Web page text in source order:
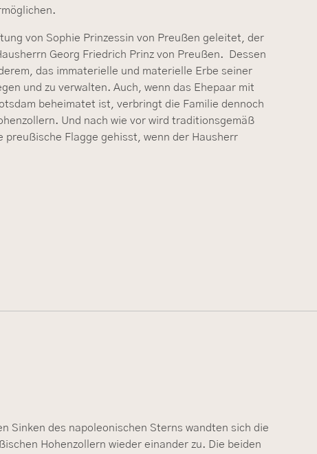
von Sophie Prinzessin von Preußen geleitet, der
Georg Friedrich Prinz von Preußen. Dessen
das immaterielle und materielle Erbe seiner
und zu verwalten. Auch, wenn das Ehepaar mit
beheimatet ist, verbringt die Familie dennoch
Und nach wie vor wird traditionsgemäß
preußische Flagge gehisst, wenn der Hausherr
Sinken des napoleonischen Sterns wandten sich die
Hohenzollern wieder einander zu. Die beiden